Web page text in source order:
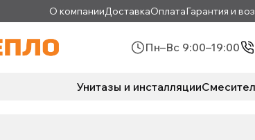
О компанииДоставкаОплатаГарантия и
Пн–Вс 9:00–19:00
Унитазы и инсталляции